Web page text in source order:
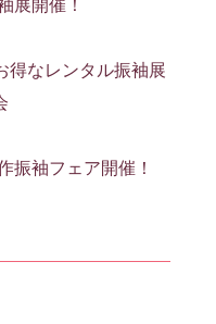
展開催！
得なレンタル振袖展
振袖フェア開催！